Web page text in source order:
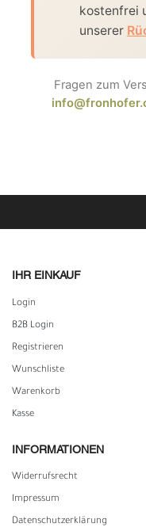
kostenfrei
unserer
Fragen zum
IHR EINKAUF
Login
B2B Login
Registrieren
Wunschliste
Warenkorb
Kasse
INFORMATIONEN
Widerrufs­recht
Impressum
Daten­schutz­erklärung